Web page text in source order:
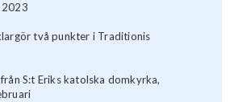
2023
två punkter i Traditionis
S:t Eriks katolska domkyrka,